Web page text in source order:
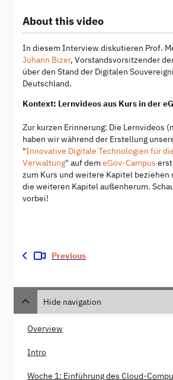
About this video
In diesem Interview diskutieren Prof.
Johann Bizer, Vorstandsvorsitzender
über den Stand der Digitalen
Deutschland.
Kontext: Lernvideos aus Kurs in der
Zur kurzen Erinnerung: Die Lernvideos
haben wir während der Erstellung
"Innovative Digitale Technologien für
Verwaltung" auf demeGov-Campus
zum Kurs und weitere Kapitel beziehen
die weiteren Kapitel außenherum.
vorbei!
Previous
Hide navigation
Overview
Intro
Woche 1: Einführung des Cloud-